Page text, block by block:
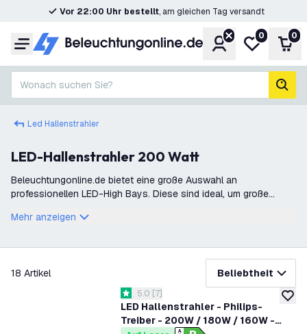
Vor 22:00 Uhr bestellt, am gleichen Tag versandt
Menü KontoMeine
0 0
Wonach suchen Sie?
Led Hallenstrahler
LED-Hallenstrahler 200 Watt
Beleuchtungonline.de bietet eine große Auswahl an
professionellen LED-High Bays. Diese sind ideal, um große
ein LED-Hallenstrahler häufig i
Mehr anzeigen
18 Artikel Beliebtheit
zur
LED Hallenstrahler - Philips-
Treiber - 200W / 180W / 160W -
Bewertungsbereich öffnen
5 Bewertungssterne
5.0 [7]
Filter